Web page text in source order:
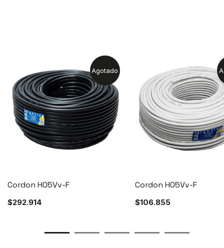
Agotado
Cordon H05Vv-F
$292.914
Cordon H05Vv-F
$106.855